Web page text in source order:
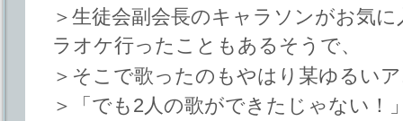
＞生徒会副会長のキャラソンがお気
ラオケ行ったこともあるそうで、
＞そこで歌ったのもやはり某ゆるい
＞「でも2人の歌ができたじゃない！